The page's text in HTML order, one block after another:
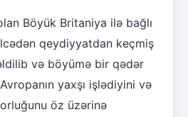
Böyük Britaniya ilə bağlı
qeydiyyatdan keçmiş
və böyümə bir qədər
yaxşı işlədiyini və
öz üzərinə